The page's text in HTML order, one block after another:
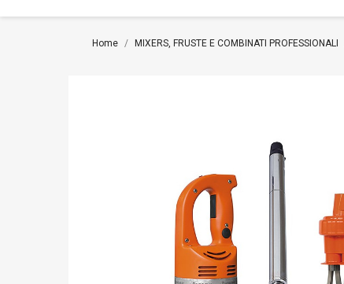
Home MIXERS, FRUSTE E COMBINATI PROFESSIONALI